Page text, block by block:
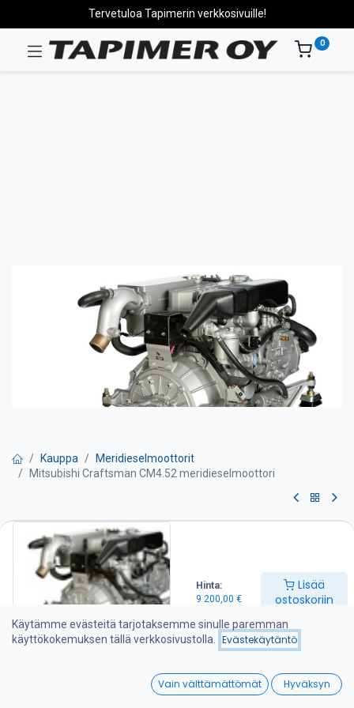
Hinta:
9 200,00 €
Lisää
ostoskoriin
Wishlist
Tervetuloa Tapimerin verkkosivuille!
0
Kauppa
Meridieselmoottorit
Mitsubishi Craftsman CM4.52 meridieselmoottori
Mitsubishi Craftsman CM4.52
meridieselmoottori
Teho 52 hv
Kierrosluku 3000 kierr./min
Sylinteritilavuus 1,7 l
Paino 182 kg
-Vesijäähdytetty pakosarja ja pako/vedensekoitin
Käytämme evästeitä tarjotaksemme sinulle paremman
käyttökokemuksen tällä verkkosivustolla.
Evästekäytäntö
Vain välttämättömät Hyväksyn